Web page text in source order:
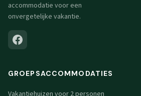
accommodatie voor een
onvergetelijke vakantie.
GROEPSACCOMMODATIES
Vakantiehuizen voor 2 personen